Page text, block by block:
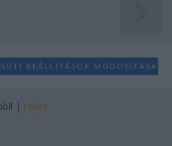
SÜTI BEÁLLÍTÁSOK MÓDOSÍTÁSA
| teljes